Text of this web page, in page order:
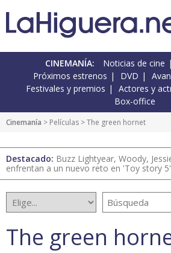
CINEMANÍA: Noticias de cine
Próximos estrenos
DVD
Festivales y premios
Actores y
Box-office
Cinemanía > Películas > The green hornet
Destacado: Buzz Lightyear, Woody,
enfrentan a un nuevo reto en 'Toy story 5'
The green